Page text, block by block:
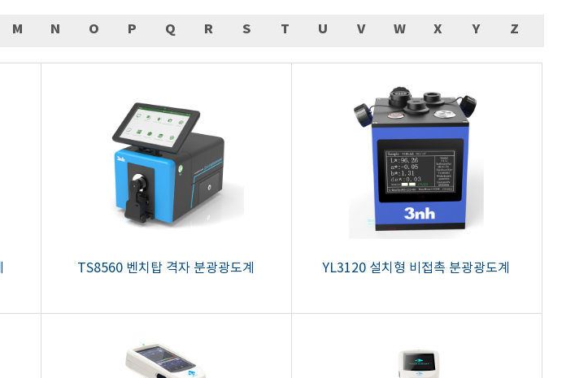
M N O P Q R S T U V W X Y Z
TS8560 벤치탑 격자 분광광도계 YL3120 설치형 비접촉 분광광도계